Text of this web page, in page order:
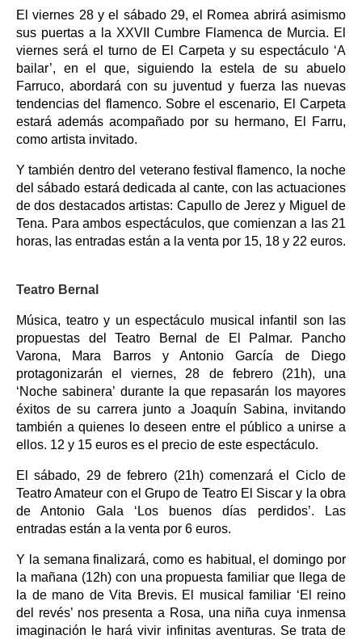
El viernes 28 y el sábado 29, el Romea abrirá asimismo
sus puertas a la XXVII Cumbre Flamenca de Murcia. El
viernes será el turno de El Carpeta y su espectáculo ‘A
bailar’, en el que, siguiendo la estela de su abuelo
Farruco, abordará con su juventud y fuerza las nuevas
tendencias del flamenco. Sobre el escenario, El Carpeta
estará además acompañado por su hermano, El Farru,
como artista invitado.
Y también dentro del veterano festival flamenco, la noche
del sábado estará dedicada al cante, con las actuaciones
de dos destacados artistas: Capullo de Jerez y Miguel de
Tena. Para ambos espectáculos, que comienzan a las 21
horas, las entradas están a la venta por 15, 18 y 22 euros.
Teatro Bernal
Música, teatro y un espectáculo musical infantil son las
propuestas del Teatro Bernal de El Palmar. Pancho
Varona, Mara Barros y Antonio García de Diego
protagonizarán el viernes, 28 de febrero (21h), una
‘Noche sabinera’ durante la que repasarán los mayores
éxitos de su carrera junto a Joaquín Sabina, invitando
también a quienes lo deseen entre el público a unirse a
ellos. 12 y 15 euros es el precio de este espectáculo.
El sábado, 29 de febrero (21h) comenzará el Ciclo de
Teatro Amateur con el Grupo de Teatro El Siscar y la obra
de Antonio Gala ‘Los buenos días perdidos’. Las
entradas están a la venta por 6 euros.
Y la semana finalizará, como es habitual, el domingo por
la mañana (12h) con una propuesta familiar que llega de
la de mano de Vita Brevis. El musical familiar ‘El reino
del revés’ nos presenta a Rosa, una niña cuya inmensa
imaginación le hará vivir infinitas aventuras. Se trata de